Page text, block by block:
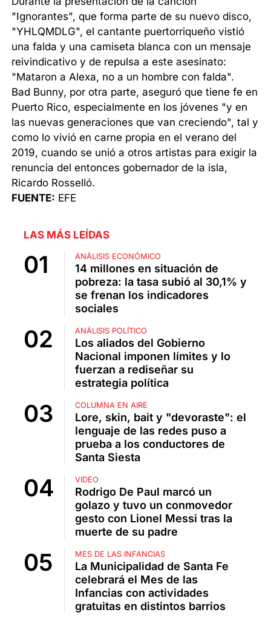
"Ignorantes", que forma parte de su nuevo disco,
"YHLQMDLG", el cantante puertorriqueño vistió
una falda y una camiseta blanca con un mensaje
reivindicativo y de repulsa a este asesinato:
"Mataron a Alexa, no a un hombre con falda".
Bad Bunny, por otra parte, aseguró que tiene fe en
Puerto Rico, especialmente en los jóvenes "y en
las nuevas generaciones que van creciendo", tal y
como lo vivió en carne propia en el verano del
2019, cuando se unió a otros artistas para exigir la
renuncia del entonces gobernador de la isla,
Ricardo Rosselló.
FUENTE: EFE
LAS MÁS LEÍDAS
ANÁLISIS ECONÓMICO
14 millones en situación de
pobreza: la tasa subió al 30,1% y
se frenan los indicadores
sociales
ANÁLISIS POLÍTICO
Los aliados del Gobierno
Nacional imponen límites y lo
fuerzan a rediseñar su
estrategia política
COLUMNA EN AIRE
Lore, skin, bait y "devoraste": el
lenguaje de las redes puso a
prueba a los conductores de
Santa Siesta
VIDEO
Rodrigo De Paul marcó un
golazo y tuvo un conmovedor
gesto con Lionel Messi tras la
muerte de su padre
MES DE LAS INFANCIAS
La Municipalidad de Santa Fe
celebrará el Mes de las
Infancias con actividades
gratuitas en distintos barrios